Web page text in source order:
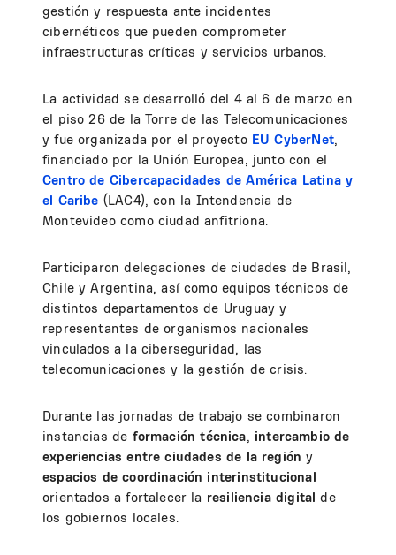
gestión y respuesta ante incidentes
cibernéticos que pueden comprometer
infraestructuras críticas y servicios urbanos.
La actividad se desarrolló del 4 al 6 de marzo en
el piso 26 de la Torre de las Telecomunicaciones
y fue organizada por el proyecto EU CyberNet,
financiado por la Unión Europea, junto con el
Centro de Cibercapacidades de América Latina y
el Caribe (LAC4), con la Intendencia de
Montevideo como ciudad anfitriona.
Participaron delegaciones de ciudades de Brasil,
Chile y Argentina, así como equipos técnicos de
distintos departamentos de Uruguay y
representantes de organismos nacionales
vinculados a la ciberseguridad, las
telecomunicaciones y la gestión de crisis.
Durante las jornadas de trabajo se combinaron
instancias de formación técnica, intercambio de
experiencias entre ciudades de la región y
espacios de coordinación interinstitucional
orientados a fortalecer la resiliencia digital de
los gobiernos locales.